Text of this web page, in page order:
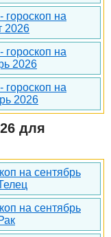
гороскоп на
2026
гороскоп на
2026
гороскоп на
2026
для
на сентябрь
на сентябрь